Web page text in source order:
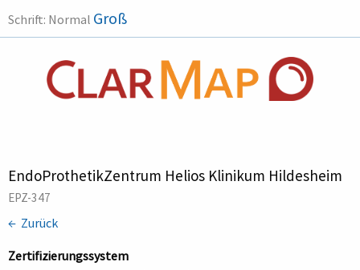
Schrift: Normal Groß
EndoProthetikZentrum Helios Klinikum Hildesheim
EPZ-347
← Zurück
Zertifizierungssystem